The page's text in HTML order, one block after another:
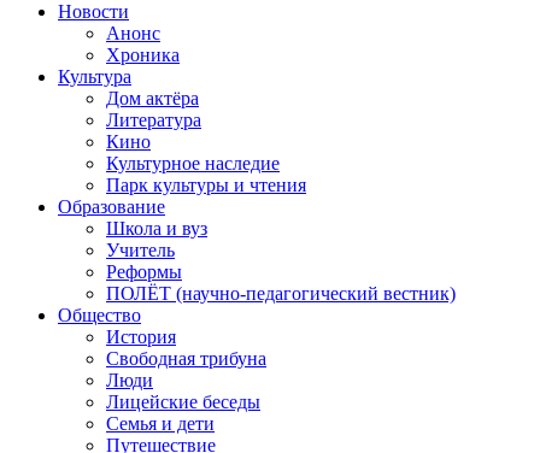
Новости
Анонс
Хроника
Культура
Дом актёра
Литература
Кино
Культурное наследие
Парк культуры и чтения
Образование
Школа и вуз
Учитель
Реформы
ПОЛЁТ (научно-педагогический вестник)
Общество
История
Свободная трибуна
Люди
Лицейские беседы
Семья и дети
Путешествие